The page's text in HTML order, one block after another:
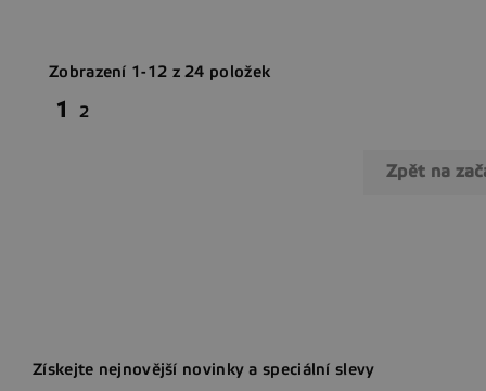
Zobrazení 1-12 z 24 položek
1 2
Zpět na
Získejte nejnovější novinky a speciální slevy